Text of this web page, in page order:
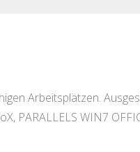
Arbeitsplätzen.
PARALLELS WIN7